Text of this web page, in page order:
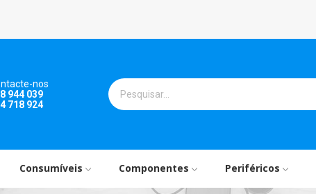
nos
944 039
718 924
Consumíveis Componentes Periféricos